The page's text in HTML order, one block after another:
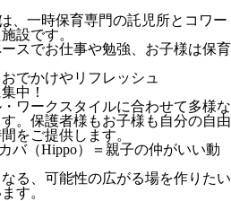
、一時保育専門の託児所とコワー
設です。
スでお仕事や勉強、お子様は保育
でかけやリフレッシュ
中！
ワークスタイルに合わせて多様な
。保護者様もお子様も自分の自由
をご提供します。
バ（Hippo）＝親子の仲がいい動
る、可能性の広がる場を作りたい
す。